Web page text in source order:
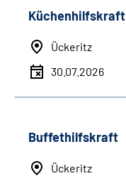
Küchenhilfskraft
Ückeritz
30.07.2026
Buffethilfskraft
Ückeritz